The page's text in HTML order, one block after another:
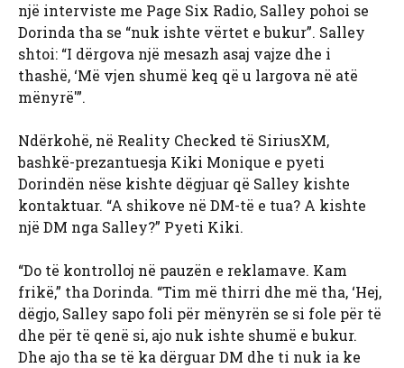
një interviste me Page Six Radio, Salley pohoi se
Dorinda tha se “nuk ishte vërtet e bukur”. Salley
shtoi: “I dërgova një mesazh asaj vajze dhe i
thashë, ‘Më vjen shumë keq që u largova në atë
mënyrë'”.
Ndërkohë, në Reality Checked të SiriusXM,
bashkë-prezantuesja Kiki Monique e pyeti
Dorindën nëse kishte dëgjuar që Salley kishte
kontaktuar. “A shikove në DM-të e tua? A kishte
një DM nga Salley?” Pyeti Kiki.
“Do të kontrolloj në pauzën e reklamave. Kam
frikë,” tha Dorinda. “Tim më thirri dhe më tha, ‘Hej,
dëgjo, Salley sapo foli për mënyrën se si fole për të
dhe për të qenë si, ajo nuk ishte shumë e bukur.
Dhe ajo tha se të ka dërguar DM dhe ti nuk ia ke